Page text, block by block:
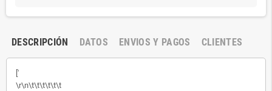
DESCRIPCIÓN DATOS ENVIOS Y PAGOS CLIENTES
['
\r\n\t\t\t\t\t\t